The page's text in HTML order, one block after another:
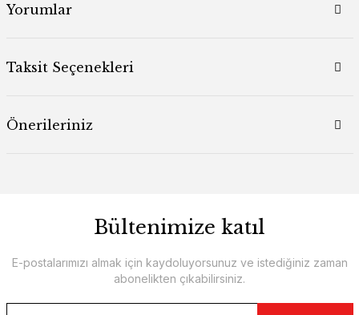
Yorumlar
Taksit Seçenekleri
Önerileriniz
Bültenimize katıl
E-postalarımızı almak için kaydoluyorsunuz ve istediğiniz zaman
abonelikten çıkabilirsiniz.